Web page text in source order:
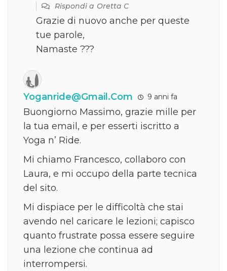
Rispondi aOretta C
Grazie di nuovo anche per queste
tue parole,
Namaste ???
Yoganride@gmail.com 9 anni fa
Buongiorno Massimo, grazie mille per
la tua email, e per esserti iscritto a
Yoga n’ Ride.
Mi chiamo Francesco, collaboro con
Laura, e mi occupo della parte tecnica
del sito.
Mi dispiace per le difficoltà che stai
avendo nel caricare le lezioni; capisco
quanto frustrate possa essere seguire
una lezione che continua ad
interrompersi.